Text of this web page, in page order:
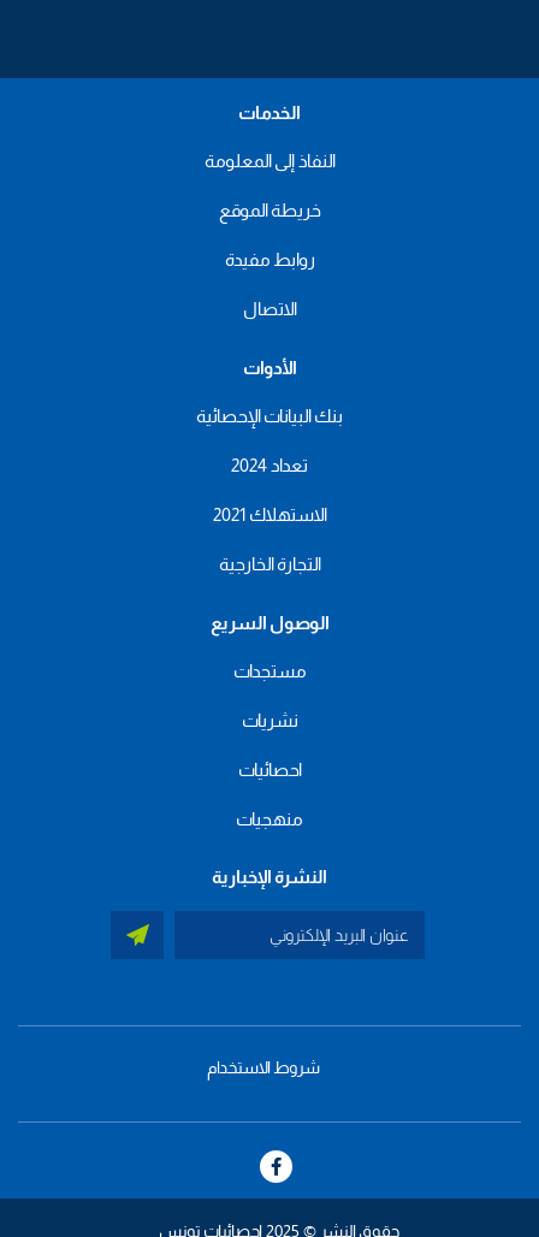
الخدمات
النفاذ إلى المعلومة
خريطة الموقع
روابط مفيدة
الاتصال
الأدوات
بنك البيانات الإحصائية
تعداد 2024
الاستهلاك 2021
التجارة الخارجية
الوصول السريع
مستجدات
نشريات
احصائيات
منهجيات
النشرة الإخبارية
footer
شروط الاستخدام
حقوق النشر © 2025 إحصائيات تونس